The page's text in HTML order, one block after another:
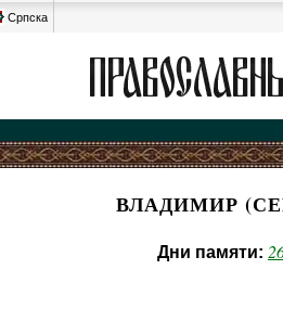
Српска
ВЛАДИМИР
Дни памяти: